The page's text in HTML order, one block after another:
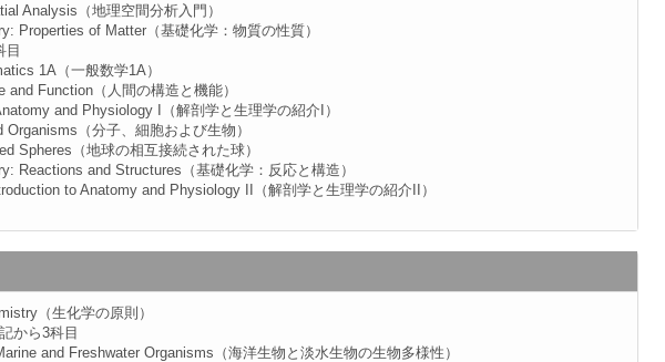
Analysis（地理空間分析入門）
Properties of Matter（基礎化学：物質の性質）
目
1A（一般数学1A）
and Function（人間の構造と機能）
and Physiology I（解剖学と生理学の紹介I）
（分子、細胞および生物）
Spheres（地球の相互接続された球）
Reactions and Structures（基礎化学：反応と構造）
to Anatomy and Physiology II（解剖学と生理学の紹介II）
（生化学の原則）
から3科目
and Freshwater Organisms（海洋生物と淡水生物の生物多様性）